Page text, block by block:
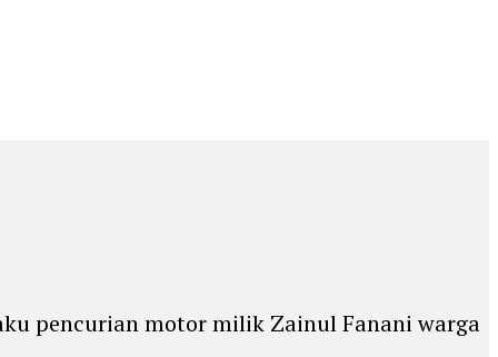
pencurian motor milik Zainul Fanani warga